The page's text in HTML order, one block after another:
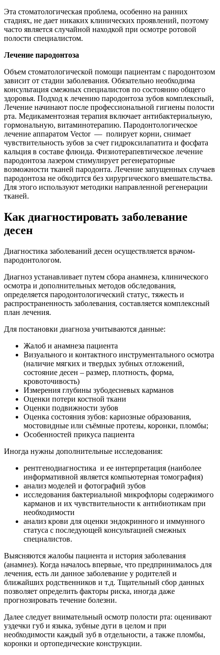
Эта стоматологическая проблема, особенно на ранних
стадиях, не дает никаких клинических проявлений, поэтому
часто является случайной находкой при осмотре ротовой
полости специалистом.
Лечение пародонтоза
Объем стоматологической помощи пациентам с пародонтозом
зависит от стадии заболевания. Обязательно необходима
консультация смежных специалистов по состоянию общего
здоровья. Подход к лечению пародонтоза зубов комплексный,
Лечение начинают после профессиональной гигиены полости
рта. Медикаментозная терапия включает антибактериальную,
гормональную, витаминотерапию. Пародонтологическое
лечение аппаратом Vector — полирует корни, снимает
чувствительность зубов за счет гидроксилапатита и фосфата
кальция в составе флюида. Физиотерапевтическое лечение
пародонтоза лазером стимулирует регенераторные
возможности тканей пародонта. Лечение запущенных случаев
пародонтоза не обходится без хирургического вмешательства.
Для этого используют методики направленной регенерации
тканей.
Как диагностировать заболевание
десен
Диагностика заболеваний десен осуществляется врачом-
пародонтологом.
Диагноз устанавливает путем сбора анамнеза, клинического
осмотра и дополнительных методов обследования,
определяется пародонтологический статус, тяжесть и
распространенность заболевания, составляется комплексный
план лечения.
Для постановки диагноза учитываются данные:
Жалоб и анамнеза пациента
Визуального и контактного инструментального осмотра
(наличие мягких и твердых зубных отложений,
состояние десен – размер, плотность, форма,
кровоточивость)
Измерения глубины зубодесневых карманов
Оценки потери костной ткани
Оценки подвижности зубов
Оценка состояния зубов: кариозные образования,
мостовидные или съёмные протезы, коронки, пломбы;
Особенностей прикуса пациента
Иногда нужны дополнительные исследования:
рентгенодиагностика и ее интерпретация (наиболее
информативной является компьютерная томография)
анализ моделей и фотографий зубов
исследования бактериальной микрофлоры содержимого
карманов и их чувствительности к антибиотикам при
необходимости
анализ крови для оценки эндокринного и иммунного
статуса с последующей консультацией смежных
специалистов.
Выясняются жалобы пациента и история заболевания
(анамнез). Когда началось впервые, что предпринималось для
лечения, есть ли данное заболевание у родителей и
ближайших родственников и т.д. Тщательный сбор данных
позволяет определить факторы риска, иногда даже
прогнозировать течение болезни.
Далее следует внимательный осмотр полости рта: оценивают
уздечки губ и языка, зубные дуги в целом и при
необходимости каждый зуб в отдельности, а также пломбы,
коронки и ортопедические конструкции.